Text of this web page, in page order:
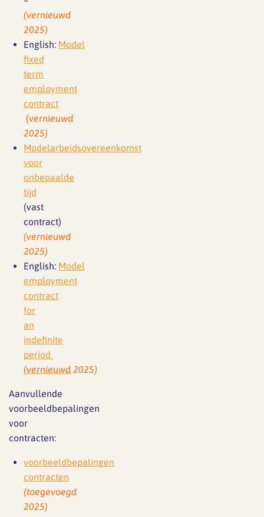
(vernieuwd
2025)
English: Model
fixed
term
employment
contract
(vernieuwd
2025)
Modelarbeidsovereenkomst
voor
onbepaalde
tijd
(vast
contract)
(vernieuwd
2025)
English: Model
employment
contract
for
an
indefinite
period
(vernieuwd 2025)
Aanvullende
voorbeeldbepalingen
voor
contracten:
voorbeeldbepalingen
contracten
(toegevoegd
2025)